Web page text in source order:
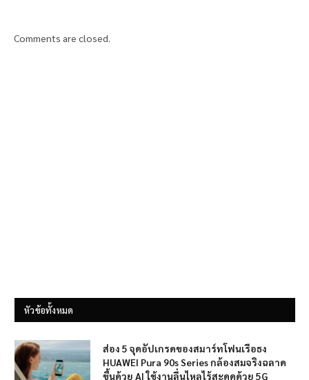
Comments are closed.
หัวข้อทั้งหมด
ส่อง 5 จุดอัปเกรดของสมาร์ทโฟนเรือธง
HUAWEI Pura 90s Series กล้องสมจริงฉลาด
ขึ้นด้วย AI ใช้งานลื่นไหลไร้สะดุดด้วย 5G